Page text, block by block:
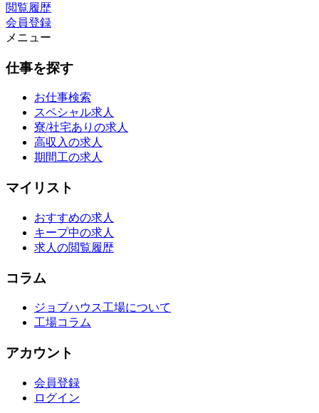
閲覧履歴
会員登録
メニュー
仕事を探す
お仕事検索
スペシャル求人
寮/社宅ありの求人
高収入の求人
期間工の求人
マイリスト
おすすめの求人
キープ中の求人
求人の閲覧履歴
コラム
ジョブハウス工場について
工場コラム
アカウント
会員登録
ログイン